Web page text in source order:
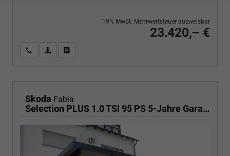
23.420,– €
19% MwSt. Mehrwertsteuer ausweisbar
Wir rufen Sie anPDF-Fahrzeugexposé drucken
Skoda Fabia
Selection PLUS 1.0 TSI 95 PS 5-Jahre Garantie-AHK abnehmbar-Sunset-KessyEasyStart-AppleCarPlay-AndroidAuto-LED-PDC hinten-Lenkradheizung-Winterpaket-Sitzheizung-DAB-Klimaautomatik-Tempomat-Sofort